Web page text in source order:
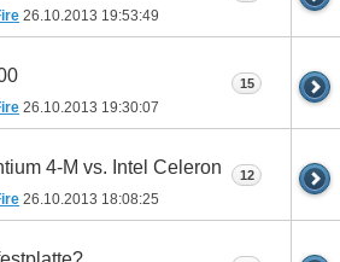
26.10.2013 19:53:49
26.10.2013 19:30:07
15
4-M vs. Intel Celeron
26.10.2013 18:08:25
12